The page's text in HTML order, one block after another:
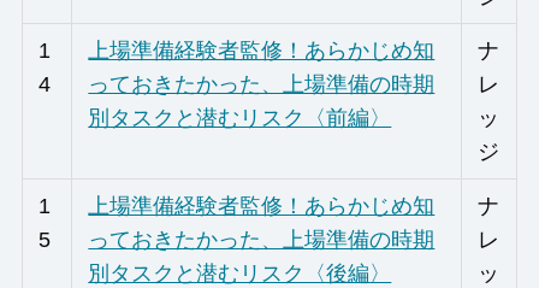
1
4
上場準備経験者監修！あらかじめ知
っておきたかった、上場準備の時期
別タスクと潜むリスク〈前編〉
ナ
レ
ッ
ジ
1
5
上場準備経験者監修！あらかじめ知
っておきたかった、上場準備の時期
別タスクと潜むリスク〈後編〉
ナ
レ
ッ